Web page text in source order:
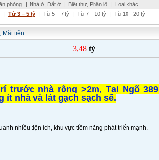
phòng | Nhà ở, Đất ở | Biệt thự, Phân lô | Loại khác
| Từ 3 – 5 tỷ | Từ 5 – 7 tỷ | Từ 7 – 10 tỷ | Từ 10 - 20 tỷ
Mặt tiền
3,48 tỷ
nhà rộng >2m, Tại Ngõ 389
ít nhà và lát gạch sạch sẽ.
nhiều tiện ích, khu vực tiềm năng phát triển mạnh.